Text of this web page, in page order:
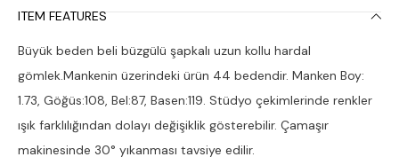
ITEM FEATURES
Büyük beden beli büzgülü şapkalı uzun kollu hardal
gömlek.Mankenin üzerindeki ürün 44 bedendir. Manken Boy:
1.73, Göğüs:108, Bel:87, Basen:119. Stüdyo çekimlerinde renkler
ışık farklılığından dolayı değişiklik gösterebilir. Çamaşır
makinesinde 30° yıkanması tavsiye edilir.